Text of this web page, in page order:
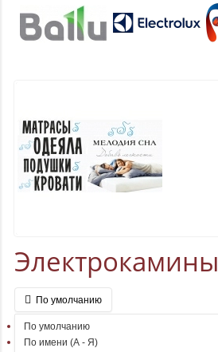
Электрокамины
По умолчанию
По умолчанию
По имени (A - Я)